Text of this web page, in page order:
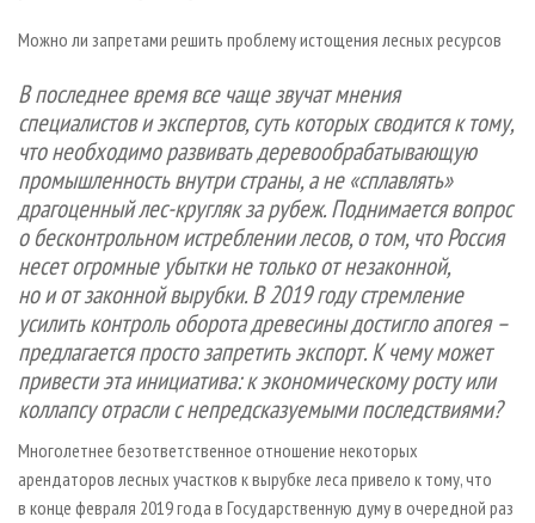
ПРОИЗВОДСТВО ДРЕВЕСНЫХ ПЛИТ
ДЕРЕВЯННОЕ ДОМОСТРОЕНИЕ
ПРОИЗВОДСТВО МЕБЕЛИ
БИОЭНЕРГЕТИКА
ЦБП
ИНСТРУМЕНТ И МАТЕРИАЛЫ
МОБИЛЬНЫЕ ВЫСТАВКИ
ОФИЦИАЛЬНЫЕ ДЕЛЕГАЦИИ
ПРИОРИТЕТНЫЕ ИНВЕСТПРОЕКТЫ
RUSSIAN FORESTRY REVIEW
ГАЗЕТА ЛЕСПРОМФОРУМ
БИБЛИОТЕКА СПЕЦИАЛИСТА
Можно ли запретами решить проблему истощения лесных ресурсов
В последнее время все чаще звучат мнения
специалистов и экспертов, суть которых сводится к тому,
что необходимо развивать деревообрабатывающую
промышленность внутри страны, а не «сплавлять»
драгоценный лес-кругляк за рубеж. Поднимается вопрос
о бесконтрольном истреблении лесов, о том, что Россия
несет огромные убытки не только от незаконной,
но и от законной вырубки. В 2019 году стремление
усилить контроль оборота древесины достигло апогея –
предлагается просто запретить экспорт. К чему может
привести эта инициатива: к экономическому росту или
коллапсу отрасли с непредсказуемыми последствиями?
Многолетнее безответственное отношение некоторых
арендаторов лесных участков к вырубке леса привело к тому, что
в конце февраля 2019 года в Государственную думу в очередной раз